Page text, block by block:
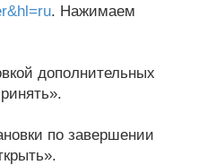
. Нажимаем
дополнительных
по завершении